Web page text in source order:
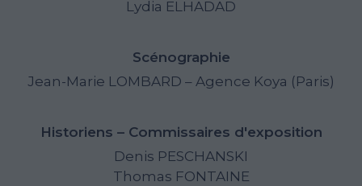
Lydia ELHADAD
Scénographie
Jean-Marie LOMBARD – Agence Koya (Paris)
Historiens – Commissaires d'exposition
Denis PESCHANSKI
Thomas FONTAINE